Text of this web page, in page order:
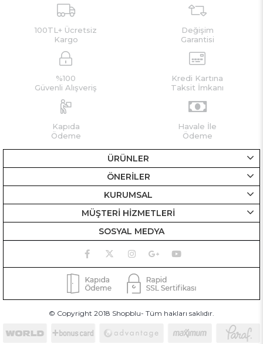
100TL+ Ücretsiz
Kargo
Değişim
Garantisi
%100
Güvenli Alışveriş
Kredi Kartına
Taksit İmkanı
Kapıda
Ödeme
Havale İle
Ödeme
ÜRÜNLER
ÖNERİLER
KURUMSAL
MÜŞTERİ HİZMETLERİ
SOSYAL MEDYA
© Copyright 2018 Shopblu- Tüm hakları saklıdır.